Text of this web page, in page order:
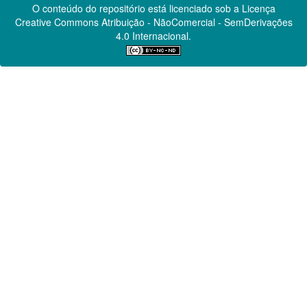
O conteúdo do repositório está licenciado sob a Licença
Creative CommonsAtribuição - NãoComercial - SemDerivações
4.0 Internacional.